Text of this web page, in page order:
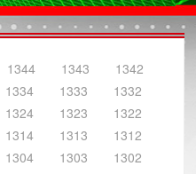
1344 1343
1342
1334 1333
1332
1324 1323
1322
1314 1313
1312
1304 1303
1302